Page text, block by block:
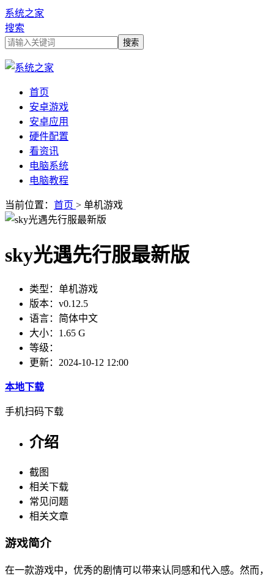
系统之家
搜索
首页
安卓游戏
安卓应用
硬件配置
看资讯
电脑系统
电脑教程
当前位置： 首页 > 单机游戏
sky光遇先行服最新版
类型： 单机游戏
版本： v0.12.5
语言： 简体中文
大小： 1.65 G
等级：
更新： 2024-10-12 12:00
本地下载
手机扫码下载
介绍
截图
相关下载
常见问题
相关文章
游戏简介
在一款游戏中，优秀的剧情可以带来认同感和代入感。然而，